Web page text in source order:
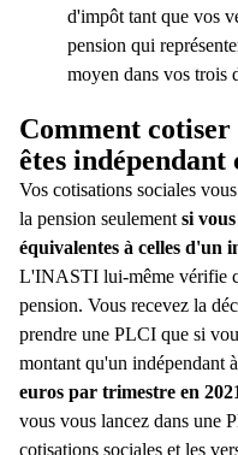
d'impôt tant que vos
pension qui
moyen dans vos trois
Comment
êtes
Vos cotisations sociales
la pension seulement si
équivalentes à celles d'un
L'INASTI lui-même vérifie
pension. Vous recevez la
prendre une PLCI que si
montant qu'un indépendant
euros par trimestre en
vous vous lancez dans une
cotisations sociales et les